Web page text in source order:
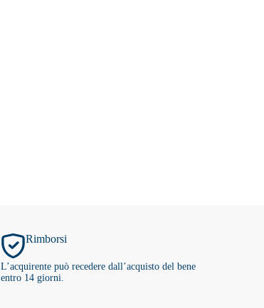
Rimborsi
L’acquirente può recedere dall’acquisto del bene
entro 14 giorni.